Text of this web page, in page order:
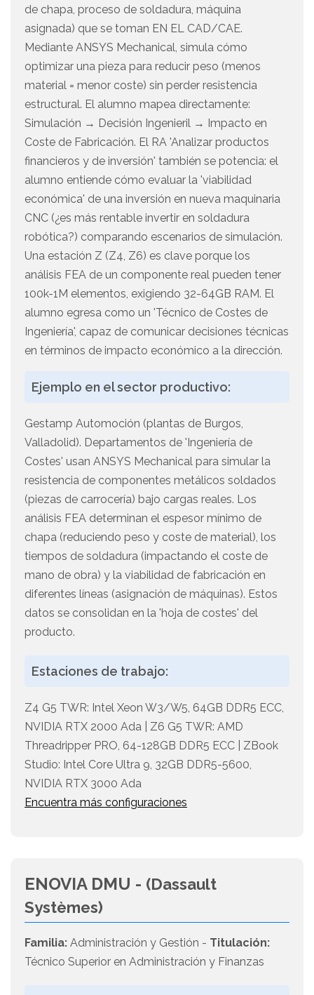
de chapa, proceso de soldadura, máquina
asignada) que se toman EN EL CAD/CAE.
Mediante ANSYS Mechanical, simula cómo
optimizar una pieza para reducir peso (menos
material = menor coste) sin perder resistencia
estructural. El alumno mapea directamente:
Simulación → Decisión Ingenieril → Impacto en
Coste de Fabricación. El RA 'Analizar productos
financieros y de inversión' también se potencia: el
alumno entiende cómo evaluar la 'viabilidad
económica' de una inversión en nueva maquinaria
CNC (¿es más rentable invertir en soldadura
robótica?) comparando escenarios de simulación.
Una estación Z (Z4, Z6) es clave porque los
análisis FEA de un componente real pueden tener
100k-1M elementos, exigiendo 32-64GB RAM. El
alumno egresa como un 'Técnico de Costes de
Ingeniería', capaz de comunicar decisiones técnicas
en términos de impacto económico a la dirección.
Ejemplo en el sector productivo:
Gestamp Automoción (plantas de Burgos,
Valladolid). Departamentos de 'Ingeniería de
Costes' usan ANSYS Mechanical para simular la
resistencia de componentes metálicos soldados
(piezas de carrocería) bajo cargas reales. Los
análisis FEA determinan el espesor mínimo de
chapa (reduciendo peso y coste de material), los
tiempos de soldadura (impactando el coste de
mano de obra) y la viabilidad de fabricación en
diferentes líneas (asignación de máquinas). Estos
datos se consolidan en la 'hoja de costes' del
producto.
Estaciones de trabajo:
Z4 G5 TWR: Intel Xeon W3/W5, 64GB DDR5 ECC,
NVIDIA RTX 2000 Ada | Z6 G5 TWR: AMD
Threadripper PRO, 64-128GB DDR5 ECC | ZBook
Studio: Intel Core Ultra 9, 32GB DDR5-5600,
NVIDIA RTX 3000 Ada
Encuentra más configuraciones
ENOVIA DMU - (Dassault
Systèmes)
Familia: Administración y Gestión - Titulación:
Técnico Superior en Administración y Finanzas